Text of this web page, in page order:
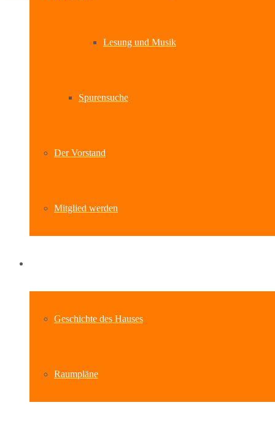
Lesung und Musik
Spurensuche
Der Vorstand
Mitglied werden
Geschichte des Hauses
Raumpläne